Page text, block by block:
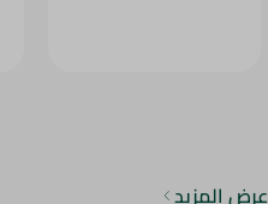
عرض المزيد